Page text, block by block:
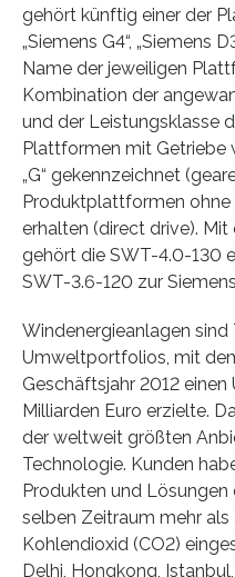
gehört künftig einer der
„Siemens G4“, „Siemens
Name der jeweiligen
Kombination der
und der Leistungsklasse
Plattformen mit Getriebe
„G“ gekennzeichnet
Produktplattformen ohne
erhalten (direct drive).
gehört die SWT-4.0-130
SWT-3.6-120 zur
Windenergieanlagen sind
Umweltportfolios, mit
Geschäftsjahr 2012
Milliarden Euro erzielte.
der weltweit größten
Technologie. Kunden
Produkten und
selben Zeitraum mehr
Kohlendioxid (CO2)
Delhi, Hongkong,